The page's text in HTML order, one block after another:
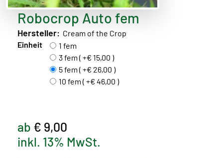
Robocrop Auto fem
Hersteller: Cream of the Crop
Einheit
1 fem
3 fem ( +€ 15,00 )
5 fem ( +€ 26,00 )
10 fem ( +€ 46,00 )
ab € 9,00
inkl. 13% MwSt.